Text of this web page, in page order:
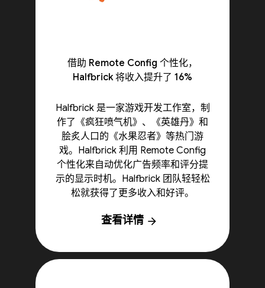
借助 Remote Config 个性化，
Halfbrick 将收入提升了 16%
Halfbrick 是一家游戏开发工作室，制
作了《疯狂喷气机》、《英雄丹》和
脍炙人口的《水果忍者》等热门游
戏。Halfbrick 利用 Remote Config
个性化来自动优化广告频率和评分提
示的显示时机。Halfbrick 团队轻轻松
松就获得了更多收入和好评。
查看详情 arrow_forward